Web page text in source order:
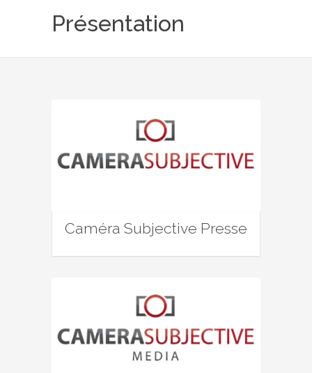
Présentation
Caméra Subjective Presse